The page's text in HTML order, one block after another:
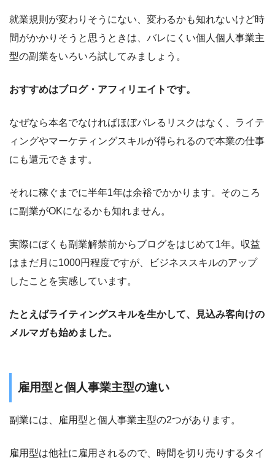
就業規則が変わりそうにない、変わるかも知れないけど時
間がかかりそうと思うときは、バレにくい個人個人事業主
型の副業をいろいろ試してみましょう。
おすすめはブログ・アフィリエイトです。
なぜなら本名でなければほぼバレるリスクはなく、ライテ
ィングやマーケティングスキルが得られるので本業の仕事
にも還元できます。
それに稼ぐまでに半年1年は余裕でかかります。そのころ
に副業がOKになるかも知れません。
実際にぼくも副業解禁前からブログをはじめて1年。収益
はまだ月に1000円程度ですが、ビジネススキルのアップ
したことを実感しています。
たとえばライティングスキルを生かして、見込み客向けの
メルマガも始めました。
雇用型と個人事業主型の違い
副業には、雇用型と個人事業主型の2つがあります。
雇用型は他社に雇用されるので、時間を切り売りするタイ